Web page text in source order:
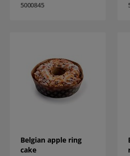
5000845
Belgian apple ring
cake